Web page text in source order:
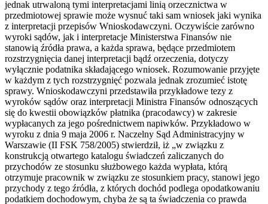
jednak utrwaloną tymi interpretacjami linią orzecznictwa w
przedmiotowej sprawie może wysnuć taki sam wniosek jaki wynika
z interpretacji przepisów Wnioskodawczyni. Oczywiście zarówno
wyroki sądów, jak i interpretacje Ministerstwa Finansów nie
stanowią źródła prawa, a każda sprawa, będące przedmiotem
rozstrzygnięcia danej interpretacji bądź orzeczenia, dotyczy
wyłącznie podatnika składającego wniosek. Rozumowanie przyjęte
w każdym z tych rozstrzygnięć pozwala jednak zrozumieć istotę
sprawy. Wnioskodawczyni przedstawiła przykładowe tezy z
wyroków sądów oraz interpretacji Ministra Finansów odnoszących
się do kwestii obowiązków płatnika (pracodawcy) w zakresie
wypłacanych za jego pośrednictwem napiwków. Przykładowo w
wyroku z dnia 9 maja 2006 r. Naczelny Sąd Administracyjny w
Warszawie (II FSK 758/2005) stwierdził, iż „w związku z
konstrukcją otwartego katalogu świadczeń zaliczanych do
przychodów ze stosunku służbowego każda wypłata, którą
otrzymuje pracownik w związku ze stosunkiem pracy, stanowi jego
przychody z tego źródła, z których dochód podlega opodatkowaniu
podatkiem dochodowym, chyba że są ta świadczenia co prawda